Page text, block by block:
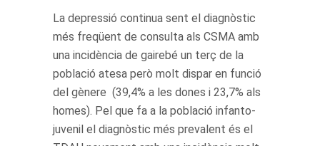
La depressió continua sent el diagnòstic
més freqüent de consulta als CSMA amb
una incidència de gairebé un terç de la
població atesa però molt dispar en funció
del gènere (39,4% a les dones i 23,7% als
homes). Pel que fa a la població infanto-
juvenil el diagnòstic més prevalent és el